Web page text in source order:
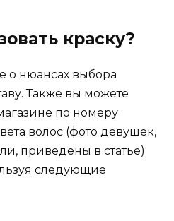
краску?
о нюансах выбора
Также вы можете
по номеру
волос (фото девушек,
приведены в статье)
следующие